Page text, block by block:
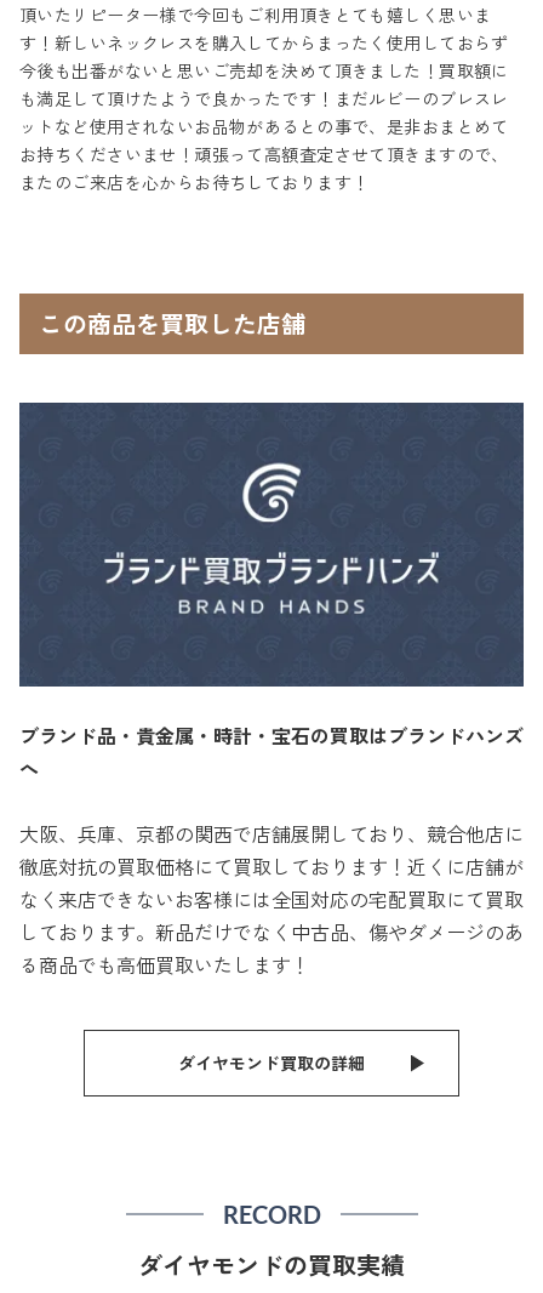
頂いたリピーター様で今回もご利用頂きとても嬉しく思いま
す！新しいネックレスを購入してからまったく使用しておらず
今後も出番がないと思いご売却を決めて頂きました！買取額に
も満足して頂けたようで良かったです！まだルビーのブレスレ
ットなど使用されないお品物があるとの事で、是非おまとめて
お持ちくださいませ！頑張って高額査定させて頂きますので、
またのご来店を心からお待ちしております！
この商品を買取した店舗
ブランド品・貴金属・時計・宝石の買取はブランドハンズ
へ
大阪、兵庫、京都の関西で店舗展開しており、競合他店に
徹底対抗の買取価格にて買取しております！近くに店舗が
なく来店できないお客様には全国対応の宅配買取にて買取
しております。新品だけでなく中古品、傷やダメージのあ
る商品でも高価買取いたします！
ダイヤモンド買取の詳細
RECORD
ダイヤモンドの買取実績